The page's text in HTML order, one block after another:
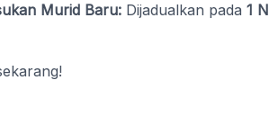
Murid Baru:Dijadualkan pada 1